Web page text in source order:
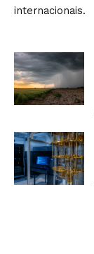
internacionais.